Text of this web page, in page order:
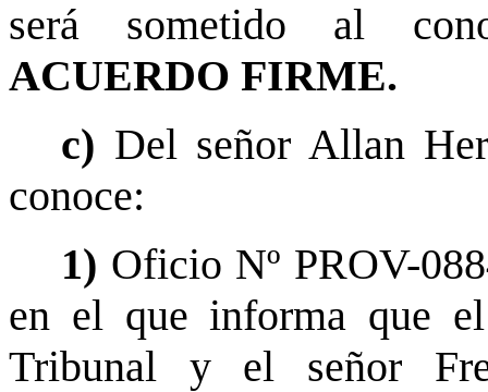
será sometido al
ACUERDO FIRME.
c) Del señor Allan
conoce:
1) Oficio Nº PROV-
en el que informa que
Tribunal y el señor